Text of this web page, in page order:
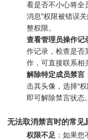
看是否不小心将全
消息”权限被错误
整权限。
查看管理员操作记
作记录，检查是否
作，可直接联系相
解除特定成员禁言
击其头像，选择“
即可解除禁言状态。
无法取消禁言时的常见
权限不足 ：如果